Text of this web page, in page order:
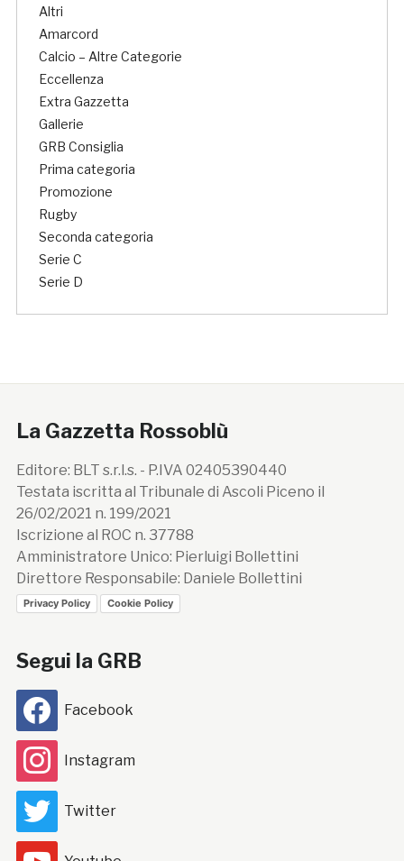
Altri
Amarcord
Calcio – Altre Categorie
Eccellenza
Extra Gazzetta
Gallerie
GRB Consiglia
Prima categoria
Promozione
Rugby
Seconda categoria
Serie C
Serie D
La Gazzetta Rossoblù
Editore: BLT s.r.l.s. - P.IVA 02405390440
Testata iscritta al Tribunale di Ascoli Piceno il
26/02/2021 n. 199/2021
Iscrizione al ROC n. 37788
Amministratore Unico: Pierluigi Bollettini
Direttore Responsabile: Daniele Bollettini
Privacy Policy Cookie Policy
Segui la GRB
Facebook
Instagram
Twitter